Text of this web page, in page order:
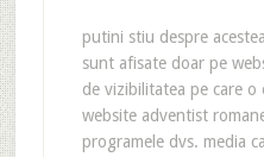
putini stiu despre
sunt afisate doar pe
de vizibilitatea pe care o
website adventist
programele dvs. media